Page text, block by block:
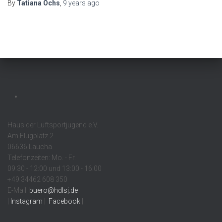
By Tatiana Ochs 9 years ago
Haus der Luftsportjugend e.V.
Am Flugplatz 2
06636 Laucha
Telefonzeiten: Mo. - Fr.
09:30 - 12:00 und 13:00 - 16:00
+49 34462 608 350
E-Mail: buero@hdlsj.de
Instagram Facebook